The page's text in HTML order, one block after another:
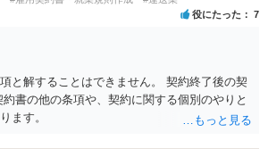
，住宅や店舗を借りる際，保証会社の審査も
人を立てて契約する必要がある場合がありま
産を処分する必要はありません。 ・個人再生・
な状況に陥っている以上，事業継続は難しい
も，手続き終了後，新たに事業を行うことは
破産ともに，裁判所で手続きを進める際に官
ため，第三者に知られる可能性はゼロではあ
ックしている人はほとんどいないと思われる
低いと思います。なお，戸籍などに載るので
役にたった 7
と解することはできません。 契約終了後の契
書の他の条項や、契約に関する個別のやりと
ます。